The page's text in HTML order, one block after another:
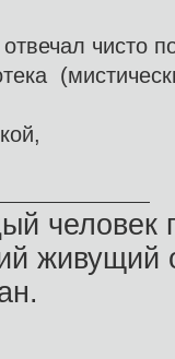
чисто
человек
живущий